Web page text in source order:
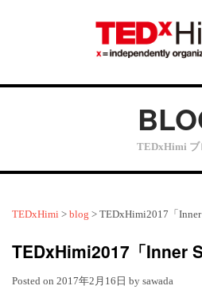
TEDxHimi ブ
TEDxHimi > blog > TEDxHimi2017「
TEDxHimi2017「Inner
Posted on 2017年2月16日 by sawada